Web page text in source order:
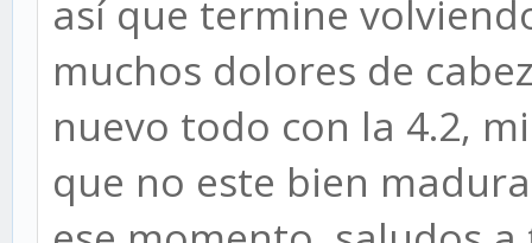
así que termine
muchos dolores de
nuevo todo con la 4.2,
que no este bien